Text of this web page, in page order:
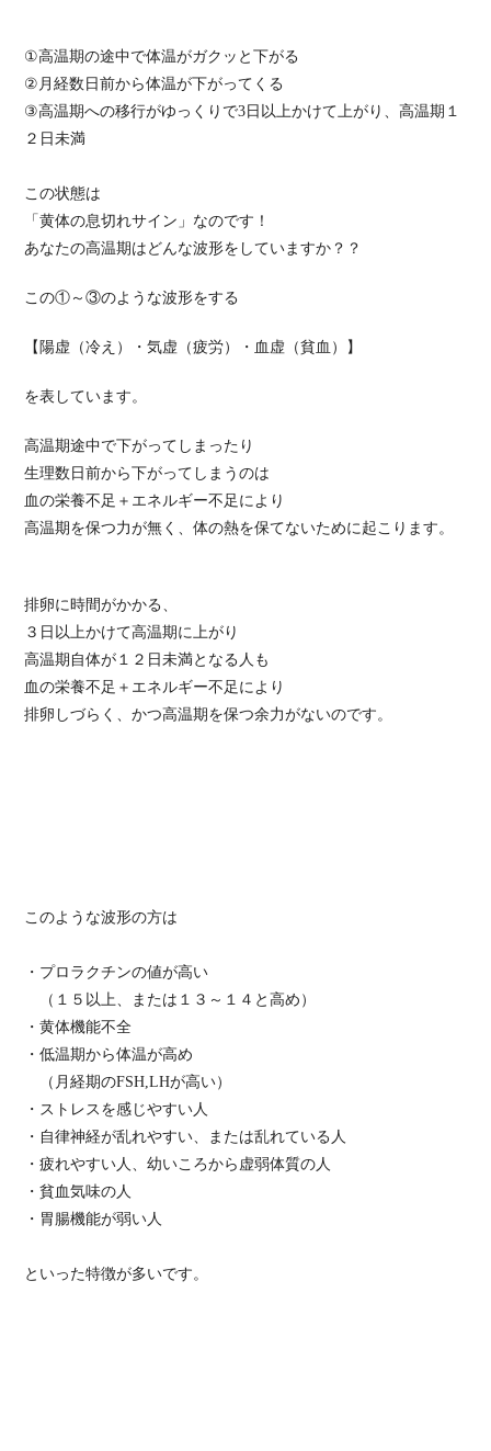
①高温期の途中で体温がガクッと下がる
②月経数日前から体温が下がってくる
③高温期への移行がゆっくりで3日以上かけて上がり、高温期１
２日未満
この状態は
「黄体の息切れサイン」なのです！
あなたの高温期はどんな波形をしていますか？？
この①～③のような波形をする
【陽虚（冷え）・気虚（疲労）・血虚（貧血）】
を表しています。
高温期途中で下がってしまったり
生理数日前から下がってしまうのは
血の栄養不足＋エネルギー不足により
高温期を保つ力が無く、体の熱を保てないために起こります。
排卵に時間がかかる、
３日以上かけて高温期に上がり
高温期自体が１２日未満となる人も
血の栄養不足＋エネルギー不足により
排卵しづらく、かつ高温期を保つ余力がないのです。
このような波形の方は
・プロラクチンの値が高い
（１５以上、または１３～１４と高め）
・黄体機能不全
・低温期から体温が高め
（月経期のFSH,LHが高い）
・ストレスを感じやすい人
・自律神経が乱れやすい、または乱れている人
・疲れやすい人、幼いころから虚弱体質の人
・貧血気味の人
・胃腸機能が弱い人
といった特徴が多いです。